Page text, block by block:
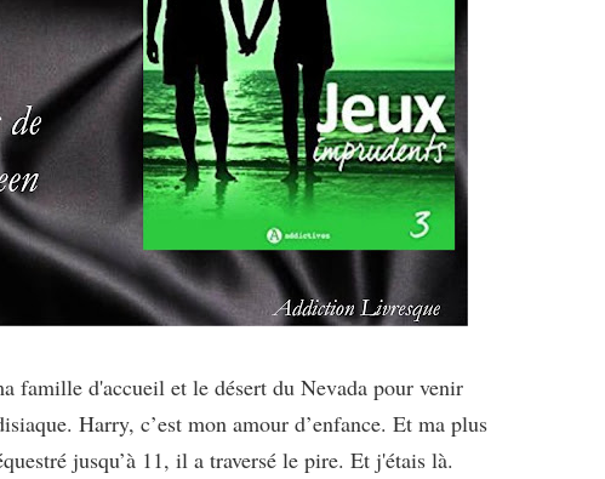
famille d'accueil et le désert du Nevada pour venir
Harry, c’est mon amour d’enfance. Et ma plus
jusqu’à 11, il a traversé le pire. Et j'étais là.